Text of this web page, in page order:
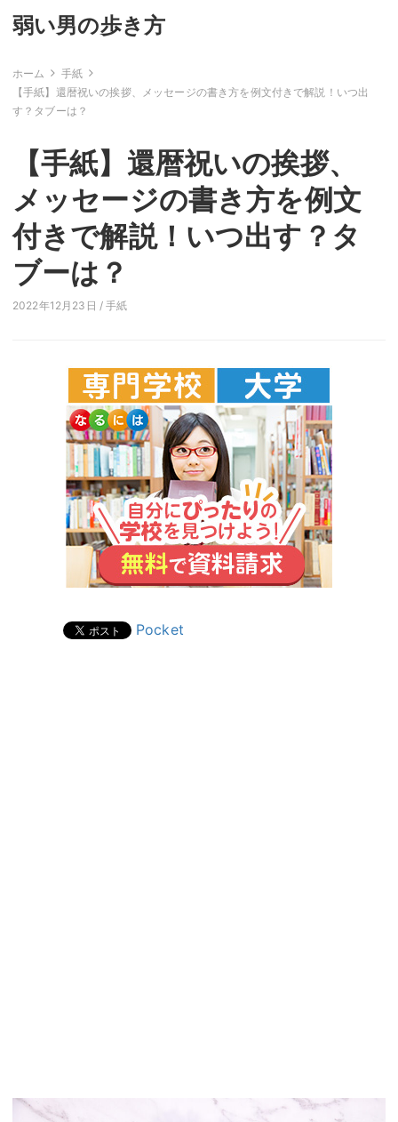
弱い男の歩き方
ホーム
手紙
【手紙】還暦祝いの挨拶、メッセージの書き方を例文付きで解説！いつ出
す？タブーは？
【手紙】還暦祝いの挨拶、
メッセージの書き方を例文
付きで解説！いつ出す？タ
ブーは？
2022年12月23日 /手紙
Pocket